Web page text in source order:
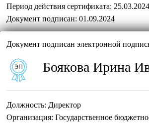
Период действия сертификата:
Документ подписан: 01.09.2024
Документ подписан электронной
Боякова Ирина
Должность: Директор
Организация: Государственное